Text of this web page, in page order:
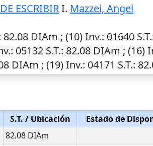
ESCRIBIRI. Mazzei, Angel
82.08 DIAm ; (10)Inv.: 01640 S.T.
: 05132 S.T.: 82.08 DIAm ; (16)
DIAm ; (19)Inv.: 04171 S.T.:
S.T. / Ubicación Estado de
82.08 DIAm